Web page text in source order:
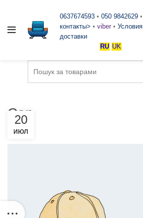
0637674593 • 050 9842629 •
контакты> • viber • Условия
доставки
RU UK
Cap
20
ИЮЛ